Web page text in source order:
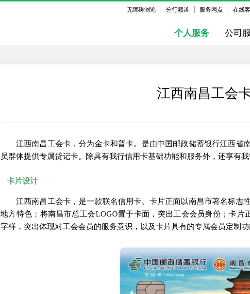
无障碍浏览 分行频道 服务网点 在线
个人服务 公司
江西南昌工会
江西南昌工会卡，分为金卡和普卡。是由中国邮政储蓄银行江西省
员群体提供专属贷记卡。除具有我行信用卡基础功能和服务外，还享有
卡片设计
江西南昌工会卡，是一款联名信用卡。卡片正面以南昌市著名标志
地方特色；将南昌市总工会LOGO置于卡面，突出工会会员身份；卡片
字样，突出体现对工会会员的服务意识，以及卡片具有的专属会员定制